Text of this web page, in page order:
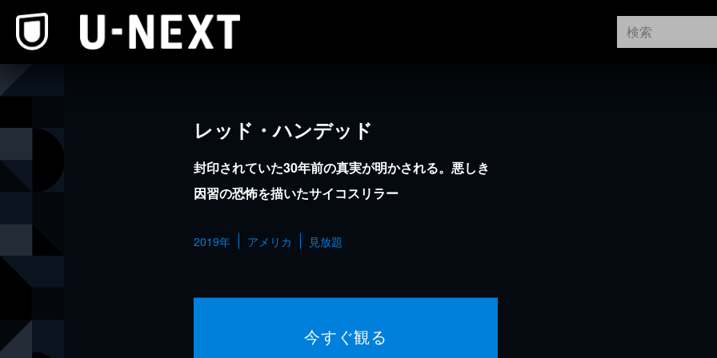
レッド・ハンデッド
封印されていた30年前の真実が明かされる。悪しき
因習の恐怖を描いたサイコスリラー
2019年 アメリカ 見放題
今すぐ観る